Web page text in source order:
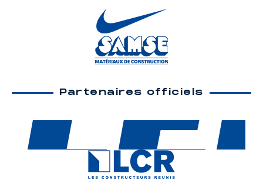
Partenaires officiels